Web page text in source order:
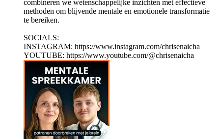
combineren we wetenschappelijke inzichten met effectieve
methoden om blijvende mentale en emotionele transformatie
te bereiken.
SOCIALS:
INSTAGRAM: https://www.instagram.com/chrisenaicha
YOUTUBE: https://www.youtube.com/@chrisenaicha